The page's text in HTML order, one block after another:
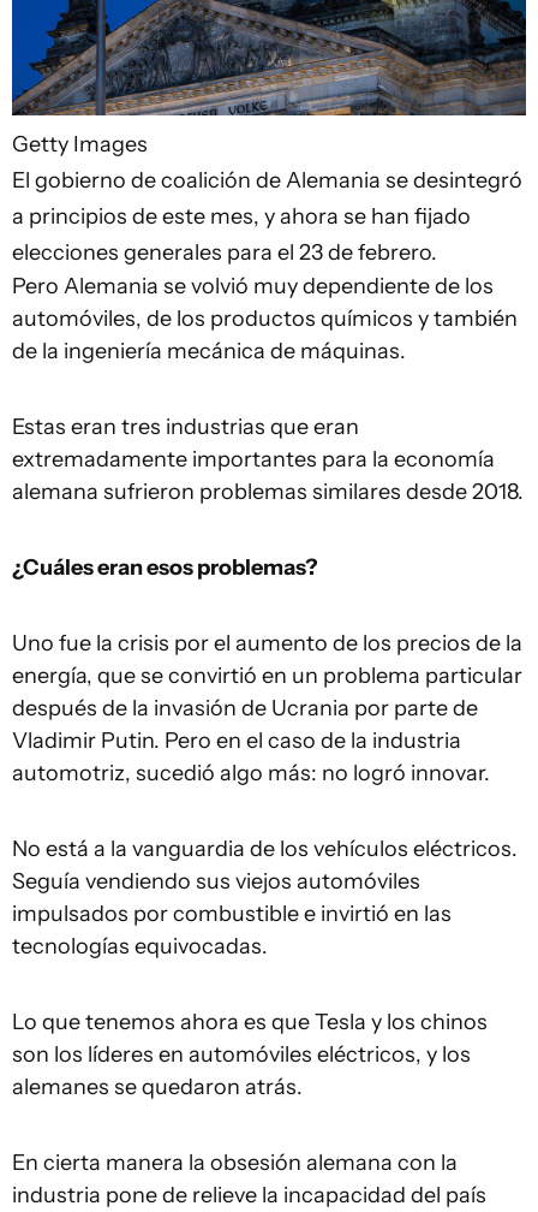
Getty Images
El gobierno de coalición de Alemania se desintegró
a principios de este mes, y ahora se han fijado
elecciones generales para el 23 de febrero.
Pero Alemania se volvió muy dependiente de los
automóviles, de los productos químicos y también
de la ingeniería mecánica de máquinas.
Estas eran tres industrias que eran
extremadamente importantes para la economía
alemana sufrieron problemas similares desde 2018.
¿Cuáles eran esos problemas?
Uno fue la crisis por el aumento de los precios de la
energía, que se convirtió en un problema particular
después de la invasión de Ucrania por parte de
Vladimir Putin. Pero en el caso de la industria
automotriz, sucedió algo más: no logró innovar.
No está a la vanguardia de los vehículos eléctricos.
Seguía vendiendo sus viejos automóviles
impulsados por combustible e invirtió en las
tecnologías equivocadas.
Lo que tenemos ahora es que Tesla y los chinos
son los líderes en automóviles eléctricos, y los
alemanes se quedaron atrás.
En cierta manera la obsesión alemana con la
industria pone de relieve la incapacidad del país